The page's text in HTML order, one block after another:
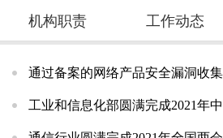
机构职责 工作动态